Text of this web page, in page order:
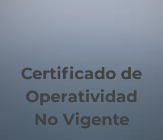
Certificado de
Operatividad
No Vigente